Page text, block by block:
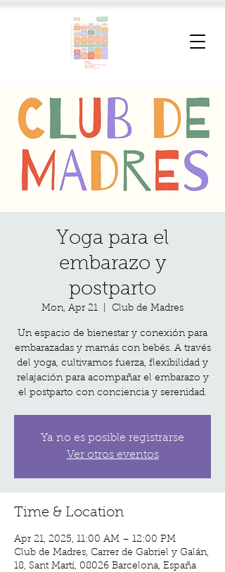
Yoga para el
embarazo y
postparto
Mon, Apr 21 Club de Madres
Un espacio de bienestar y conexión para
embarazadas y mamás con bebés. A través
del yoga, cultivamos fuerza, flexibilidad y
relajación para acompañar el embarazo y
el postparto con conciencia y serenidad.
Ya no es posible registrarse
Ver otros eventos
Time & Location
Apr 21, 2025, 11:00 AM – 12:00 PM
Club de Madres, Carrer de Gabriel y Galán,
18, Sant Martí, 08026 Barcelona, España